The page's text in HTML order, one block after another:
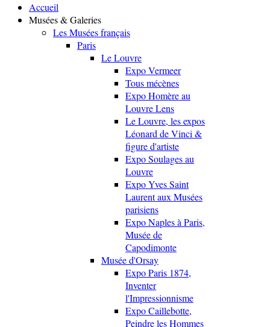
Accueil
Musées & Galeries
Les Musées français
Paris
Le Louvre
Expo Vermeer
Tous mécènes
Expo Homère au
Louvre Lens
Le Louvre, les expos
Léonard de Vinci &
figure d'artiste
Expo Soulages au
Louvre
Expo Yves Saint
Laurent aux Musées
parisiens
Expo Naples à Paris,
Musée de
Capodimonte
Musée d'Orsay
Expo Paris 1874,
Inventer
l'Impressionnisme
Expo Caillebotte,
Peindre les Hommes